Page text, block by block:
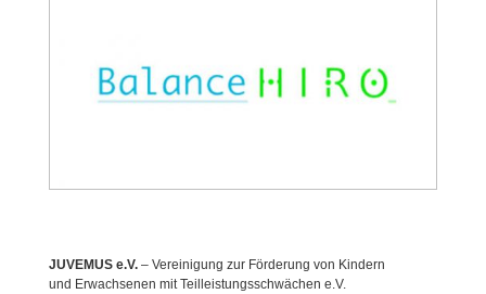
JUVEMUS e.V.– Vereinigung zur Förderung von Kindern
und Erwachsenen mit Teilleistungsschwächen e.V.